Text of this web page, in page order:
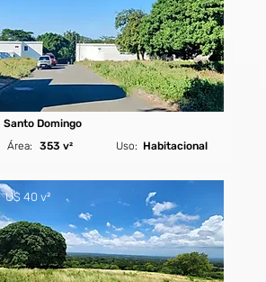
Santo Domingo
Área:
353 v² Habitacional
Uso:
U$ 40 v²